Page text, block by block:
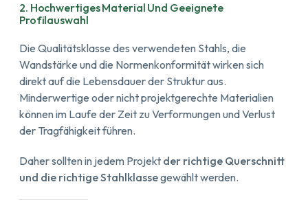
2. Hochwertiges Material Und Geeignete
Profilauswahl
Die Qualitätsklasse des verwendeten Stahls, die
Wandstärke und die Normenkonformität wirken sich
direkt auf die Lebensdauer der Struktur aus.
Minderwertige oder nicht projektgerechte Materialien
können im Laufe der Zeit zu Verformungen und Verlust
der Tragfähigkeit führen.
Daher sollten in jedem Projekt der richtige Querschnitt
und die richtige Stahlklassegewählt werden.